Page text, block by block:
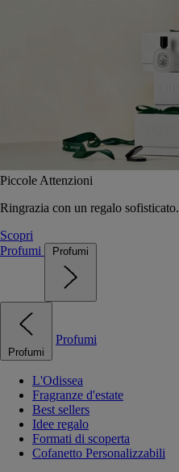
Piccole Attenzioni
Ringrazia con un regalo sofisticato.
Scopri
Profumi
Profumi
Profumi
Profumi
L'Odissea
Fragranze d'estate
Best sellers
Idee regalo
Formati di scoperta
Cofanetto Personalizzabili